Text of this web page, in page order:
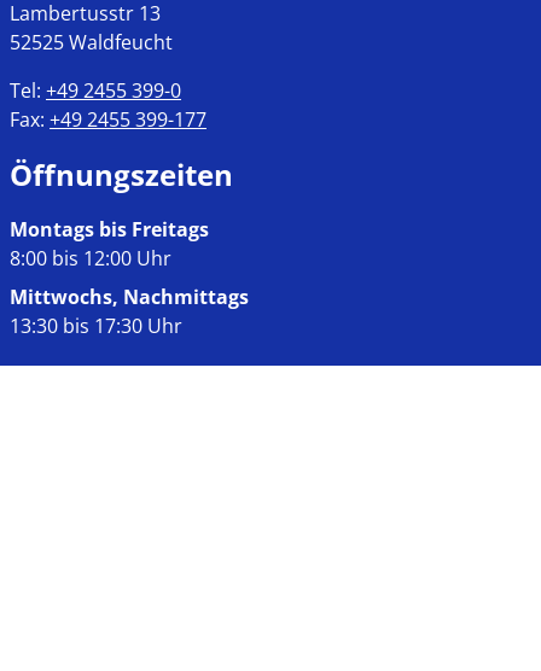
Lambertusstr 13
52525Waldfeucht
Tel: +49 2455 399-0
Fax: +49 2455 399-177
Öffnungszeiten
Montags bis Freitags
8:00 bis 12:00 Uhr
Mittwochs, Nachmittags
13:30 bis 17:30 Uhr